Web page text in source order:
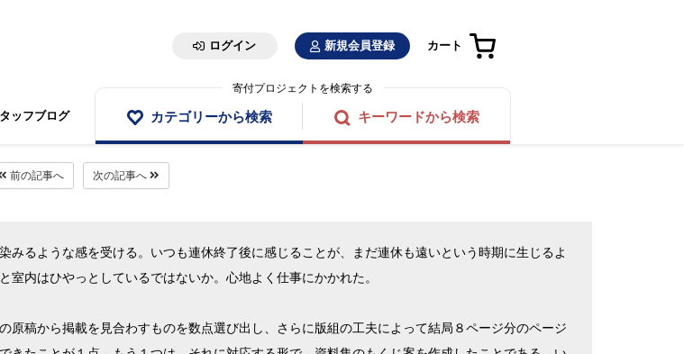
ログイン 新規会員登録 カート
ッフブログ
寄付プロジェクトを検索する
カテゴリーから検索 キーワードから検索
前の記事へ 次の記事へ
るような感を受ける。いつも連休終了後に感じることが、まだ連休も遠いという時期に生じるよ
内はひやっとしているではないか。心地よく仕事にかかれた。
稿から掲載を見合わすものを数点選び出し、さらに版組の工夫によって結局８ページ分のページ